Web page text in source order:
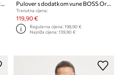
Trenutna cijena:
119,90 €
Regularna cijena:198,90 €
Najniža cijena:139,90 €